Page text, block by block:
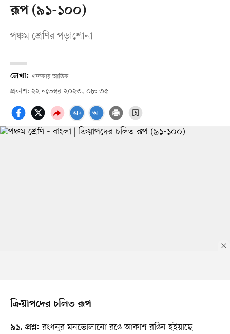
রূপ (৯১-১০০)
পঞ্চম শ্রেণির পড়াশোনা
লেখা: খন্দকার আতিক
প্রকাশ: ২২ নভেম্বর ২০২৩, ০৮: ৩৫
ক্রিয়াপদের চলিত রূপ
৯১. প্রশ্ন: রংধনুর মনভোলানো রঙে আকাশ রঙিন হইয়াছে।